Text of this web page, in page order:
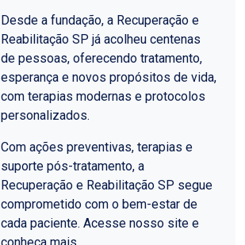
Desde a fundação, a Recuperação e
Reabilitação SP já acolheu centenas
de pessoas, oferecendo tratamento,
esperança e novos propósitos de vida,
com terapias modernas e protocolos
personalizados.
Com ações preventivas, terapias e
suporte pós-tratamento, a
Recuperação e Reabilitação SP segue
comprometido com o bem-estar de
cada paciente. Acesse nosso site e
conheça mais.